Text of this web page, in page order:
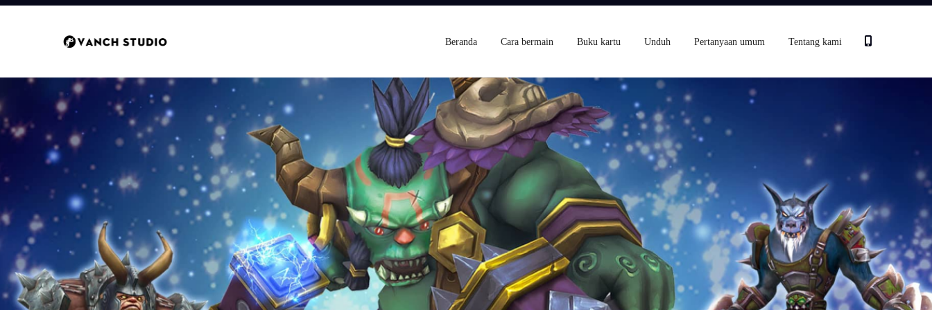
Beranda Cara bermain Buku kartu Unduh Pertanyaan umum Tentang kami